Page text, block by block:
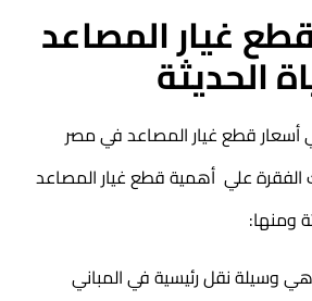
غيار المصاعد
الحديثة
أسعار قطع غيار المصاعد في مصر
علي أهمية قطع غيار المصاعد
ومنها:
نقل رئيسية في المباني